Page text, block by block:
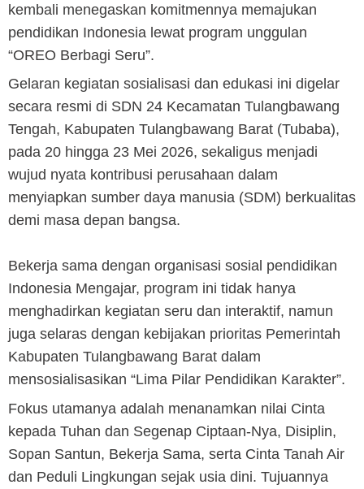
kembali menegaskan komitmennya memajukan
pendidikan Indonesia lewat program unggulan
“OREO Berbagi Seru”.
Gelaran kegiatan sosialisasi dan edukasi ini digelar
secara resmi di SDN 24 Kecamatan Tulangbawang
Tengah, Kabupaten Tulangbawang Barat (Tubaba),
pada 20 hingga 23 Mei 2026, sekaligus menjadi
wujud nyata kontribusi perusahaan dalam
menyiapkan sumber daya manusia (SDM) berkualitas
demi masa depan bangsa.
Bekerja sama dengan organisasi sosial pendidikan
Indonesia Mengajar, program ini tidak hanya
menghadirkan kegiatan seru dan interaktif, namun
juga selaras dengan kebijakan prioritas Pemerintah
Kabupaten Tulangbawang Barat dalam
mensosialisasikan “Lima Pilar Pendidikan Karakter”.
Fokus utamanya adalah menanamkan nilai Cinta
kepada Tuhan dan Segenap Ciptaan-Nya, Disiplin,
Sopan Santun, Bekerja Sama, serta Cinta Tanah Air
dan Peduli Lingkungan sejak usia dini. Tujuannya